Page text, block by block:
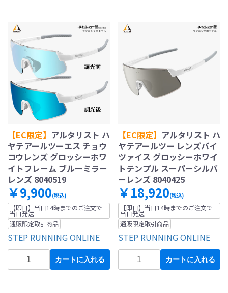
【EC限定】 アルタリスト ハ
ヤテアールツーエス チョウ
コウレンズ グロッシーホワ
イトフレーム ブルーミラー
レンズ 8040519
￥9,900(税込)
【即日】当日14時までのご注文で
当日発送
通販限定取引商品
STEP RUNNING ONLINE
カートに入れる
【EC限定】 アルタリスト ハ
ヤテアールツー レンズバイ
ツァイス グロッシーホワイ
トテンプル スーパーシルバ
ーレンズ 8040425
￥18,920(税込)
【即日】当日14時までのご注文で
当日発送
通販限定取引商品
STEP RUNNING ONLINE
カートに入れる